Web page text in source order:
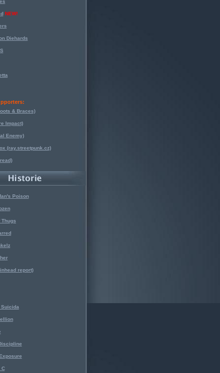
NEW!
Diehards
& Braces)
Impact)
Enemy)
(ray.streetpunk.cz)
Poison
Thugs
report)
Suicida
C